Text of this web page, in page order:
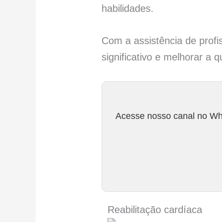
habilidades.
Com a assistência de
significativo e melhorar a
Acesse nosso canal no
Reabilitação cardíaca